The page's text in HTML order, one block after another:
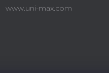
www.uni-max.com